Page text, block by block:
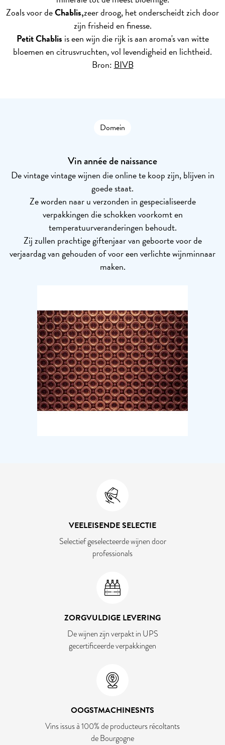
Zoals voor deChablis,zeer droog, het onderscheidt zich door
zijn frisheid en finesse.
Petit Chablis is een wijn die rijk is aan aroma's van witte
bloemen en citrusvruchten, vol levendigheid en lichtheid.
Bron: BIVB
Domein
Vin année de naissance
De vintage vintage wijnen die online te koop zijn, blijven in
goede staat.
Ze worden naar u verzonden in gespecialiseerde
verpakkingen die schokken voorkomt en
temperatuurveranderingen behoudt.
Zij zullen prachtige giftenjaar van geboorte voor de
verjaardag van gehouden of voor een verlichte wijnminnaar
maken.
VEELEISENDE SELECTIE
Selectief geselecteerde wijnen door
professionals
ZORGVULDIGE LEVERING
De wijnen zijn verpakt in UPS
gecertificeerde verpakkingen
OOGSTMACHINESNTS
Vins issus à 100% de producteurs récoltants
de Bourgogne